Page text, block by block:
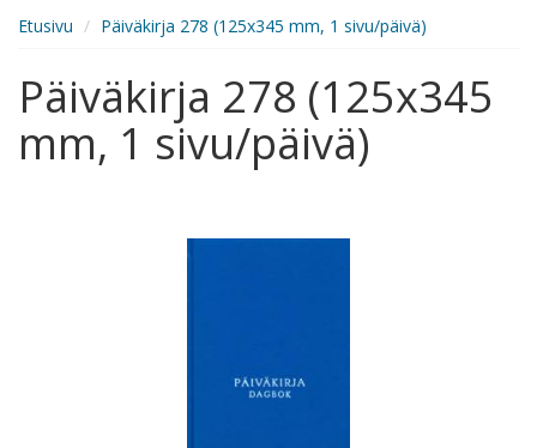
Etusivu Päiväkirja 278 (125x345 mm, 1 sivu/päivä)
Päiväkirja 278 (125x345
mm, 1 sivu/päivä)